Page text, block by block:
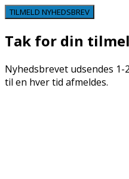
TILMELD NYHEDSBREV
Tak for din
Nyhedsbrevet udsendes
til en hver tid afmeldes.